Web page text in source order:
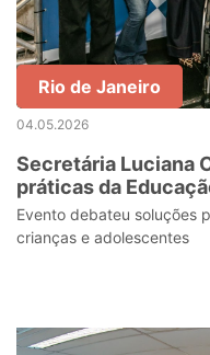
Rio de Janeiro
04.05.2026
Secretária Luciana
práticas da
Nacional dos
Juventude
Evento debateu soluções
crianças e adolescentes